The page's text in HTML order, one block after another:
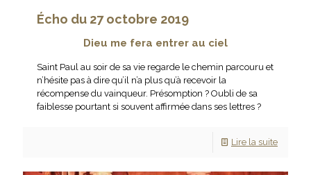
Écho du 27 octobre 2019
Dieu me fera entrer au ciel
Saint Paul au soir de sa vie regarde le chemin parcouru et
n’hésite pas à dire qu’il n’a plus qu’à recevoir la
récompense du vainqueur. Présomption ? Oubli de sa
faiblesse pourtant si souvent affirmée dans ses lettres ?
Lire la suite